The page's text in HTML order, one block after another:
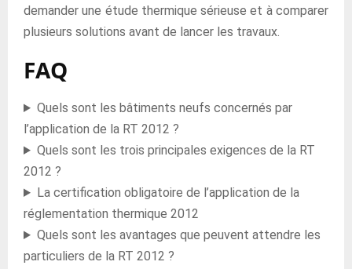
demander une étude thermique sérieuse et à comparer
plusieurs solutions avant de lancer les travaux.
FAQ
Quels sont les bâtiments neufs concernés par
l’application de la RT 2012 ?
Quels sont les trois principales exigences de la RT
2012 ?
La certification obligatoire de l’application de la
réglementation thermique 2012
Quels sont les avantages que peuvent attendre les
particuliers de la RT 2012 ?